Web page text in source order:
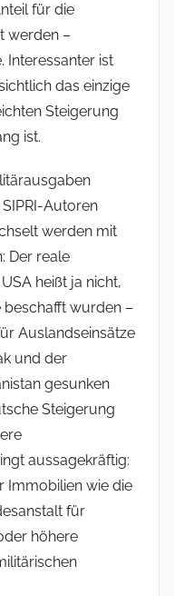
für die
werden –
Interessanter ist
das einzige
Steigerung
ist.
Autoren
werden mit
Der reale
heißt ja nicht,
wurden –
Auslandseinsätze
und der
gesunken
Steigerung
aussagekräftig:
Immobilien wie die
für
höhere